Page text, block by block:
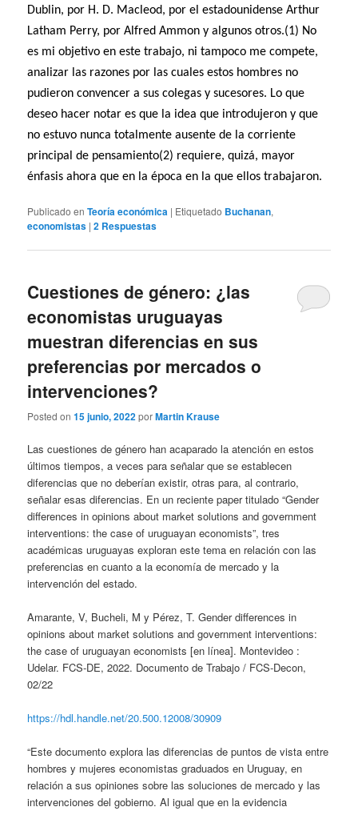
Dublin, por H. D. Macleod, por el estadounidense Arthur
Latham Perry, por Alfred Ammon y algunos otros.(1) No
es mi objetivo en este trabajo, ni tampoco me compete,
analizar las razones por las cuales estos hombres no
pudieron convencer a sus colegas y sucesores. Lo que
deseo hacer notar es que la idea que introdujeron y que
no estuvo nunca totalmente ausente de la corriente
principal de pensamiento(2) requiere, quizá, mayor
énfasis ahora que en la época en la que ellos trabajaron.
Publicado en Teoría económica | Etiquetado Buchanan,
economistas |2 Respuestas
Cuestiones de género: ¿las
economistas uruguayas
muestran diferencias en sus
preferencias por mercados o
intervenciones?
Posted on15 junio, 2022porMartin Krause
Las cuestiones de género han acaparado la atención en estos
últimos tiempos, a veces para señalar que se establecen
diferencias que no deberían existir, otras para, al contrario,
señalar esas diferencias. En un reciente paper titulado “Gender
differences in opinions about market solutions and government
interventions: the case of uruguayan economists”, tres
académicas uruguayas exploran este tema en relación con las
preferencias en cuanto a la economía de mercado y la
intervención del estado.
Amarante, V, Bucheli, M y Pérez, T. Gender differences in
opinions about market solutions and government interventions:
the case of uruguayan economists [en línea]. Montevideo :
Udelar. FCS-DE, 2022. Documento de Trabajo / FCS-Decon,
02/22
https://hdl.handle.net/20.500.12008/30909
“Este documento explora las diferencias de puntos de vista entre
hombres y mujeres economistas graduados en Uruguay, en
relación a sus opiniones sobre las soluciones de mercado y las
intervenciones del gobierno. Al igual que en la evidencia